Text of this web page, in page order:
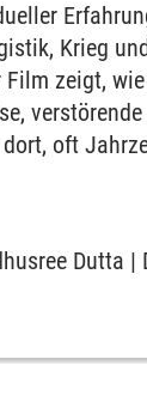
Krieg
Film zeigt,
oft
Dutta |